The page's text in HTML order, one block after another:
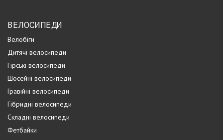
ВЕЛОСИПЕДИ
Велобіги
Дитячі велосипеди
Гірські велосипеди
Шосейні велосипеди
Гравійні велосипеди
Гібридні велосипеди
Складні велосипеди
Фетбайки